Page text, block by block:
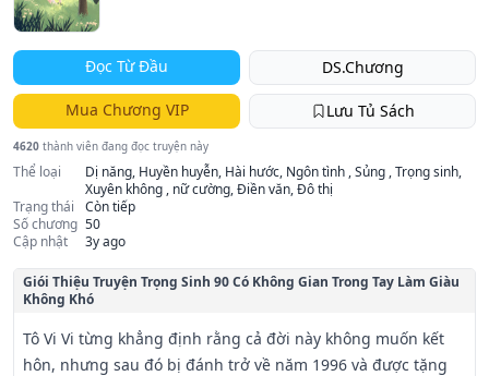
Đọc Từ Đầu DS.Chương
Mua Chương VIP Lưu Tủ Sách
4620 thành viên đang đọc truyện này
Thể loại
Dị năng, Huyền huyễn, Hài hước, Ngôn tình , Sủng , Trọng sinh,
Xuyên không , nữ cường, Điền văn, Đô thị
Trạng thái
Còn tiếp
Số chương 50
Cập nhật
3y ago
Giói Thiệu Truyện Trọng Sinh 90 Có Không Gian Trong Tay Làm Giàu
Không Khó
Tô Vi Vi từng khẳng định rằng cả đời này không muốn kết
hôn, nhưng sau đó bị đánh trở về năm 1996 và được tặng